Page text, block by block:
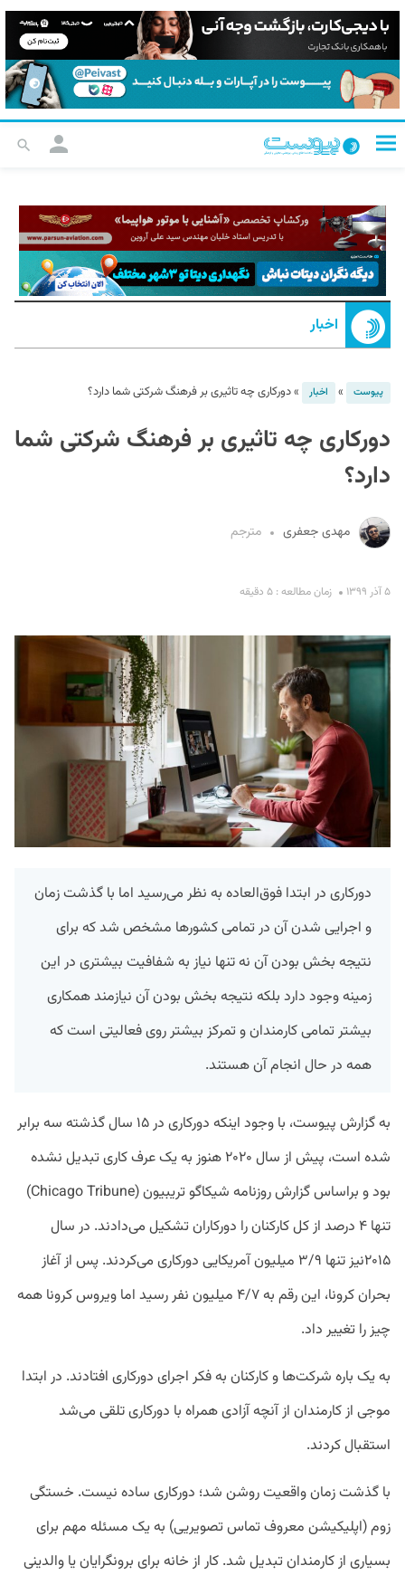
اخبار
پیوست » اخبار »دورکاری چه تاثیری بر فرهنگ شرکتی شما دارد؟
دورکاری چه تاثیری بر فرهنگ شرکتی شما
دارد؟
مهدی جعفری مترجم
۵ آذر ۱۳۹۹ زمان مطالعه : ۵ دقیقه
دورکاری در ابتدا فوق‌العاده به نظر می‌رسید اما با گذشت زمان
و اجرایی شدن آن در تمامی کشورها مشخص شد که برای
نتیجه بخش بودن آن نه تنها نیاز به شفافیت بیشتری در این
زمینه وجود دارد بلکه نتیجه بخش بودن آن نیازمند همکاری
بیشتر تمامی کارمندان و تمرکز بیشتر روی فعالیتی است که
همه در حال انجام آن هستند.
به گزارش پیوست، با وجود اینکه دورکاری در ۱۵ سال گذشته سه برابر
شده است، پیش از سال ۲۰۲۰ هنوز به یک عرف کاری تبدیل نشده
بود و براساس گزارش روزنامه شیکاگو تریبیون (Chicago Tribune)
تنها ۴ درصد از کل کارکنان را دورکاران تشکیل می‌دادند. در سال
۲۰۱۵نیز تنها ۳/۹ میلیون آمریکایی دورکاری می‌کردند. پس از آغاز
بحران کرونا، این رقم به ۴/۷ میلیون نفر رسید اما ویروس کرونا همه
چیز را تغییر داد.
به یک باره شرکت‌ها و کارکنان به فکر اجرای دورکاری افتادند. در ابتدا
موجی از کارمندان از آنچه آزادی همراه با دورکاری تلقی می‌شد
استقبال کردند.
با گذشت زمان واقعیت روشن شد؛ دورکاری ساده نیست. خستگی
زوم (اپلیکیشن معروف تماس تصویریی) به یک مسئله مهم برای
بسیاری از کارمندان تبدیل شد. کار از خانه برای برونگرایان یا والدینی